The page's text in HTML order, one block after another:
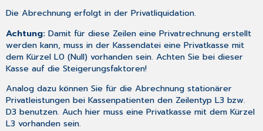
Die Abrechnung erfolgt in derPrivatliquidation.
Achtung:Damit für diese Zeilen eine Privatrechnung erstellt
werden kann, muss in derKassendatei eine Privatkasse mit
dem Kürzel L0 (Null) vorhanden sein. Achten Sie bei dieser
Kasse auf die Steigerungsfaktoren!
Analog dazu können Sie für dieAbrechnung stationärer
Privatleistungen bei Kassenpatienten den Zeilentyp L3 bzw.
D3 benutzen. Auch hier muss eine Privatkasse mit dem Kürzel
L3 vorhanden sein.